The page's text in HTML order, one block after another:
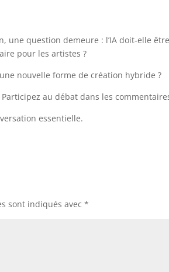
une question demeure : l’IA doit-elle être
pour les artistes ?
nouvelle forme de création hybride ?
Participez au débat dans les
essentielle.
sont indiqués avec *